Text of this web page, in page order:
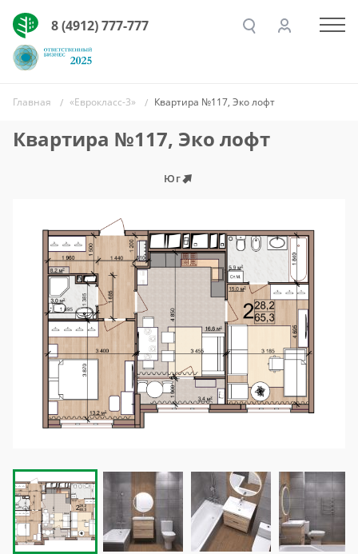
8 (4912) 777-777
Главная «Еврокласс-3» Квартира №117, Эко лофт
Квартира №117, Эко лофт
Юг